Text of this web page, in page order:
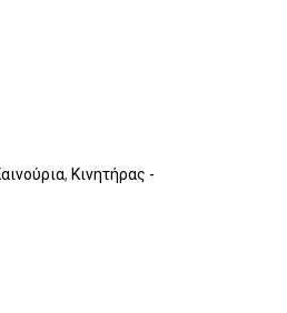
, Κινητήρας -